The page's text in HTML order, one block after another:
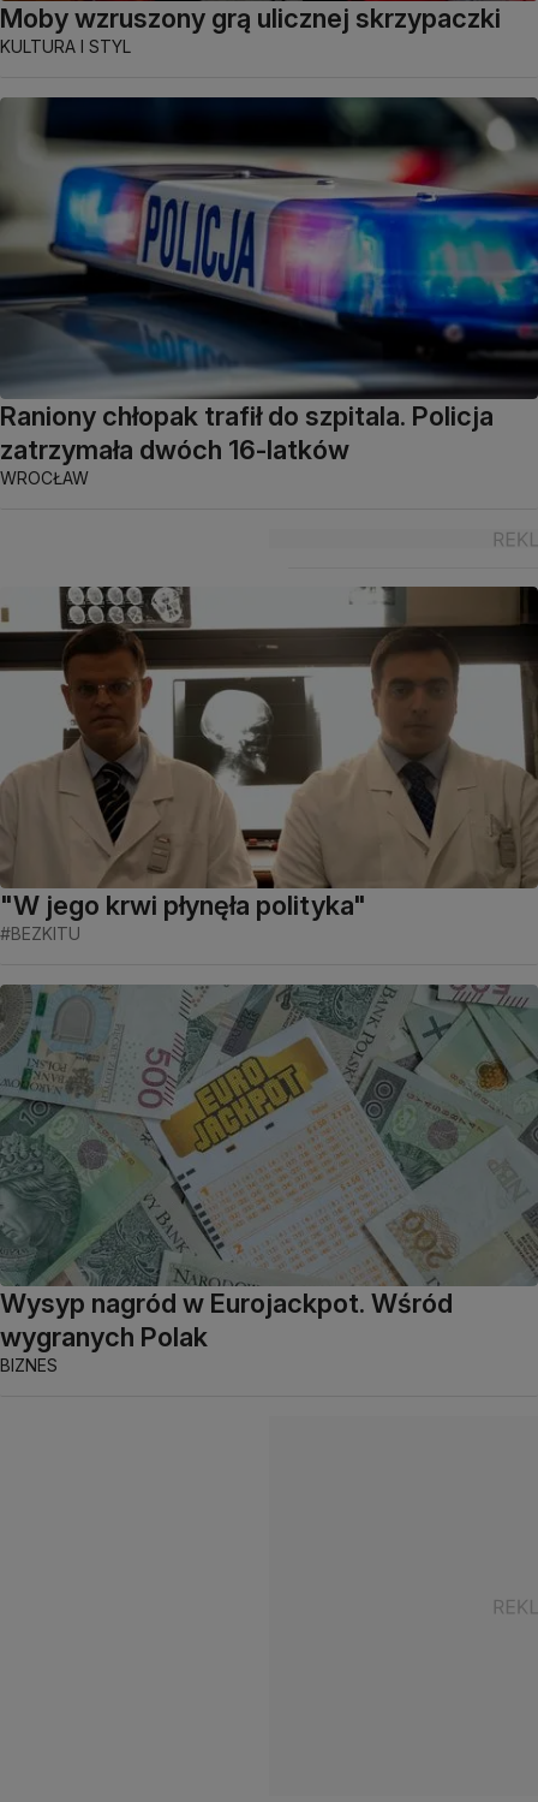
Moby wzruszony grą ulicznej skrzypaczki
KULTURA I STYL
Raniony chłopak trafił do szpitala. Policja
zatrzymała dwóch 16-latków
WROCŁAW
"W jego krwi płynęła polityka"
#BEZKITU
Wysyp nagród w Eurojackpot. Wśród
wygranych Polak
BIZNES